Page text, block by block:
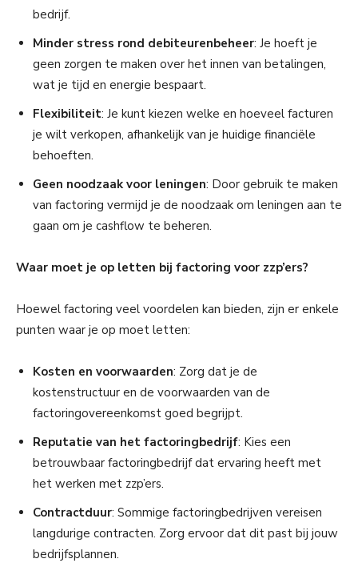
bedrijf.
Minder stress rond debiteurenbeheer: Je hoeft je
geen zorgen te maken over het innen van betalingen,
wat je tijd en energie bespaart.
Flexibiliteit: Je kunt kiezen welke en hoeveel facturen
je wilt verkopen, afhankelijk van je huidige financiële
behoeften.
Geen noodzaak voor leningen: Door gebruik te maken
van factoring vermijd je de noodzaak om leningen aan te
gaan om je cashflow te beheren.
Waar moet je op letten bij factoring voor zzp’ers?
Hoewel factoring veel voordelen kan bieden, zijn er enkele
punten waar je op moet letten:
Kosten en voorwaarden: Zorg dat je de
kostenstructuur en de voorwaarden van de
factoringovereenkomst goed begrijpt.
Reputatie van het factoringbedrijf: Kies een
betrouwbaar factoringbedrijf dat ervaring heeft met
het werken met zzp’ers.
Contractduur: Sommige factoringbedrijven vereisen
langdurige contracten. Zorg ervoor dat dit past bij jouw
bedrijfsplannen.